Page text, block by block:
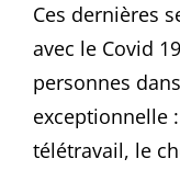
Ces dernières
avec le Covid
personnes
exceptionnelle
télétravail, le